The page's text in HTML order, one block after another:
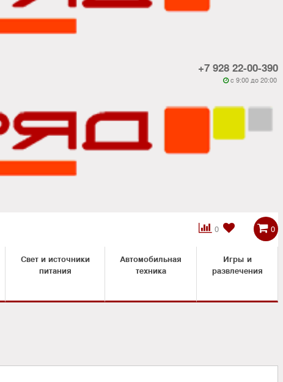
+7 928 22-00-390
 c 9:00 до 20:00
0

 0
Свет и источники
питания
Автомобильная
техника
Игры и
развлечения